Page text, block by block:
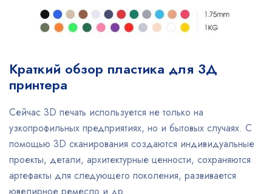
Краткий обзор пластика для 3Д
принтера
Сейчас 3D печать используется не только на
узкопрофильных предприятиях, но и бытовых случаях. С
помощью 3D сканирования создаются индивидуальные
проекты, детали, архитектурные ценности, сохраняются
артефакты для следующего поколения, развивается